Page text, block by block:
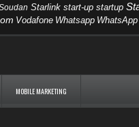
Starlink start-up startup
Vodafone Whatsapp WhatsApp
MOBILE MARKETING